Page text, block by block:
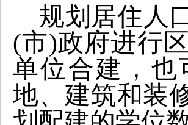
规划居住人
(市)政府进行
单位合建，
地、建筑和装